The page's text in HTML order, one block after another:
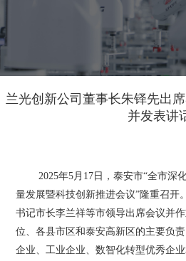
兰光创新公司董事长朱铎先出
并发表讲
2025年5月17日，泰安市“全市深
量发展暨科技创新推进会议”隆重召开
书记市长李兰祥等市领导出席会议并
位、各县市区和泰安高新区的主要负
企业、工业企业、数智化转型优秀企